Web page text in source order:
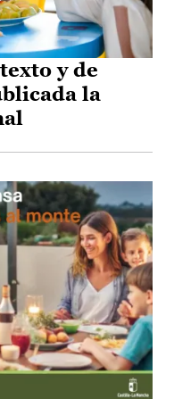
y de
la